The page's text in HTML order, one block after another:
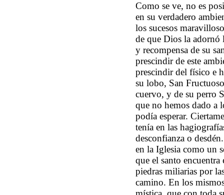
Como se ve, no es
en su verdadero
los sucesos
de que Dios la adornó
y recompensa de su
prescindir de este
prescindir del físico e
su lobo, San
cuervo, y de su perro
que no hemos dado a
podía esperar.
tenía en las
desconfianza o
en la Iglesia como un
que el santo
piedras miliarias por
camino. En los